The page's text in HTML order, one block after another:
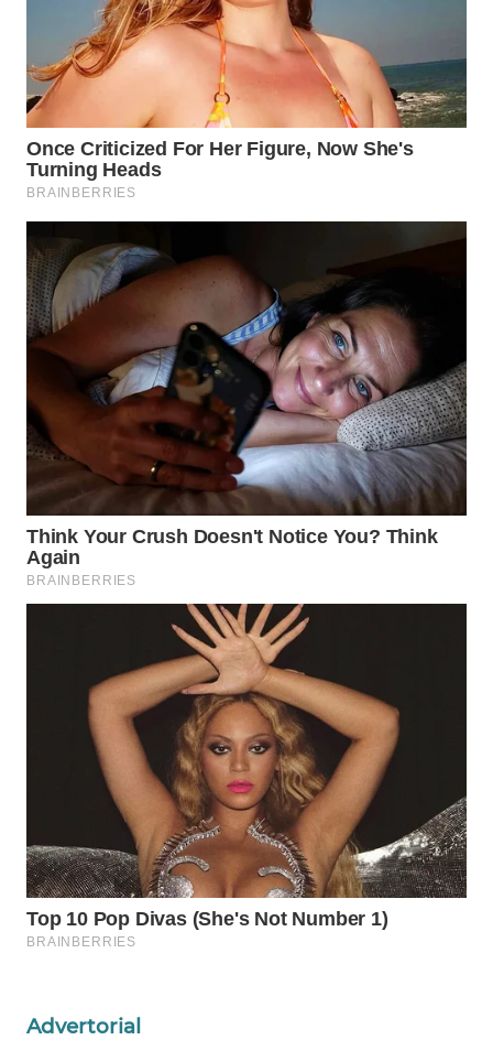
Advertorial
WAHANA
PERSONA
WAHANA
WAHANA
HEALTH
WAHANA
DESA
WISATA
LAPAK
WAHANA
Wahana
Network
KONSUMEN
LISTRIK
MASYARAKAT
WALINKI
MAWAKA
MARTABAT
NET
PLN
WATCH